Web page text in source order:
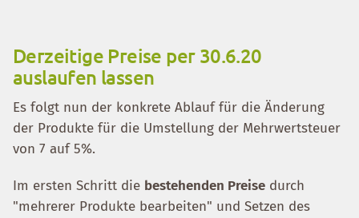
Derzeitige Preise per 30.6.20
auslaufen lassen
Es folgt nun der konkrete Ablauf für die Änderung
der Produkte für die Umstellung der Mehrwertsteuer
von 7 auf 5%.
Im ersten Schritt die bestehenden Preise durch
"mehrerer Produkte bearbeiten" und Setzen des